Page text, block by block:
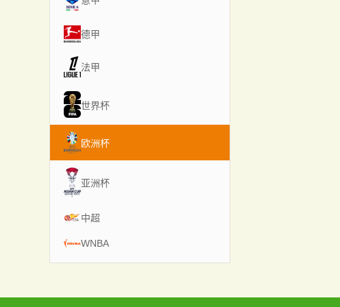
德甲
法甲
世界杯
欧洲杯
亚洲杯
中超
WNBA